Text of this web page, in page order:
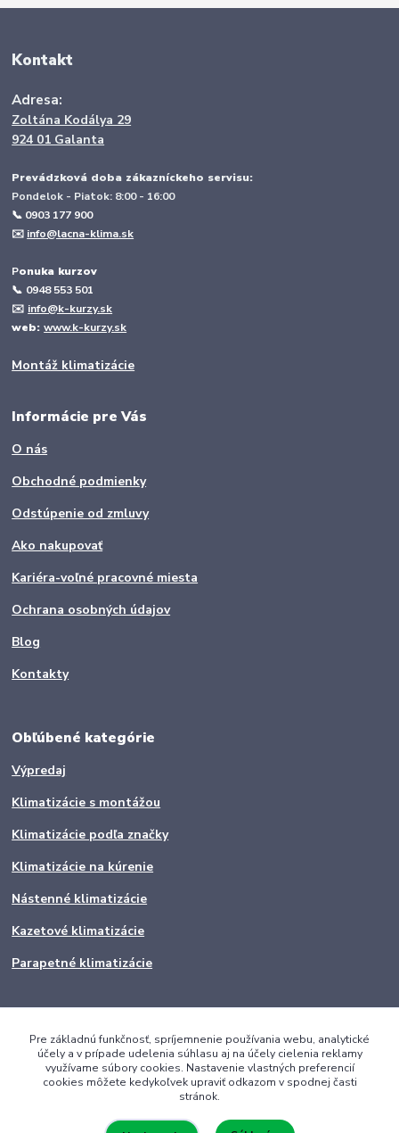
Kontakt
Adresa:
Zoltána Kodálya 29
924 01 Galanta
Prevádzková doba zákazníckeho servisu:
Pondelok - Piatok: 8:00 - 16:00
📞 0903 177 900
✉️ info@lacna-klima.sk
Ponuka kurzov
📞 0948 553 501
✉️ info@k-kurzy.sk
web:www.k-kurzy.sk
Montáž klimatizácie
Informácie pre Vás
O nás
Obchodné podmienky
Odstúpenie od zmluvy
Ako nakupovať
Kariéra-voľné pracovné miesta
Ochrana osobných údajov
Blog
Kontakty
Obľúbené kategórie
Výpredaj
Klimatizácie s montážou
Klimatizácie podľa značky
Klimatizácie na kúrenie
Nástenné klimatizácie
Kazetové klimatizácie
Parapetné klimatizácie
Pre základnú funkčnosť, spríjemnenie používania webu, analytické
účely a v prípade udelenia súhlasu aj na účely cielenia reklamy
využívame súbory cookies. Nastavenie vlastných preferencií
cookies môžete kedykoľvek upraviť odkazom v spodnej časti
stránok.